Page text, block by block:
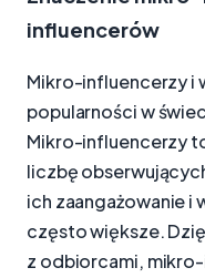
influencerów
Mikro-influencerzy i
popularności w
Mikro-influencerzy
liczbę
ich zaangażowanie i
często większe.
z odbiorcami,